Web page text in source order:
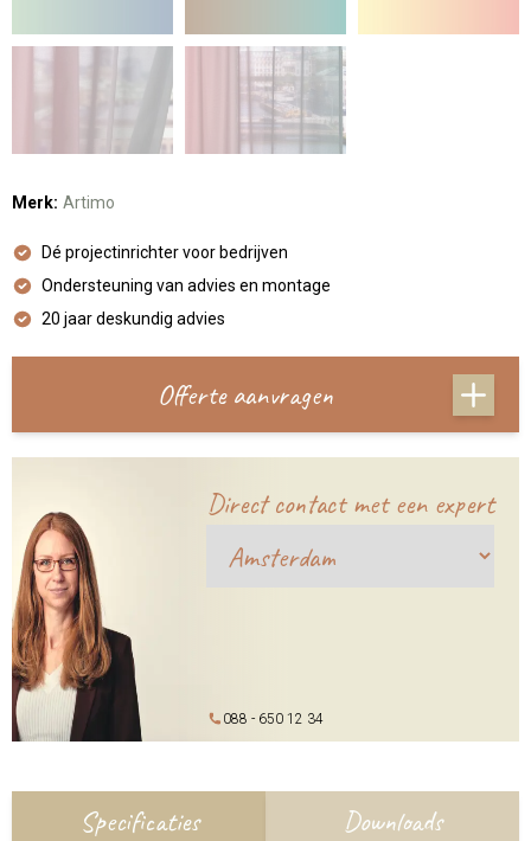
Merk: Artimo
Dé projectinrichter voor bedrijven
Ondersteuning van advies en montage
20 jaar deskundig advies
Offerte aanvragen
Direct contact met een expert
088 - 650 12 34
Specificaties Downloads